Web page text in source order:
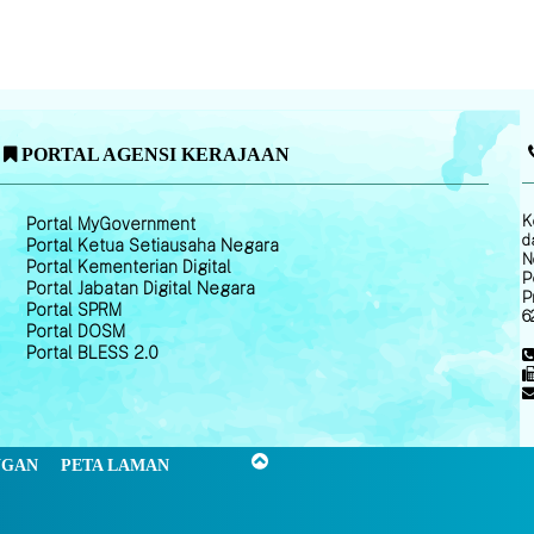
PORTAL AGENSI KERAJAAN
Portal MyGovernment
Portal Ketua Setiausaha Negara
Portal Kementerian Digital
Portal Jabatan Digital Negara
Portal SPRM
Portal DOSM
Portal BLESS 2.0
PETA LAMAN